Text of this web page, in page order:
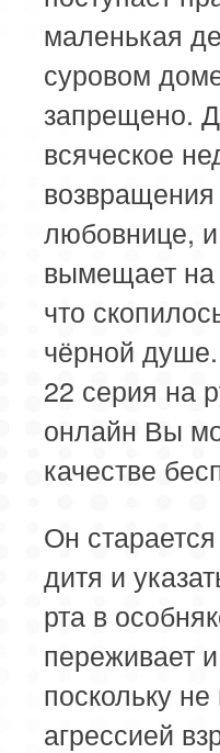
маленькая
суровом
запрещено.
всяческое
любовнице,
вымещает на
что
чёрной
22 серия на
онлайн Вы
качестве
Он
дитя и
рта в
переживает
поскольку
агрессией